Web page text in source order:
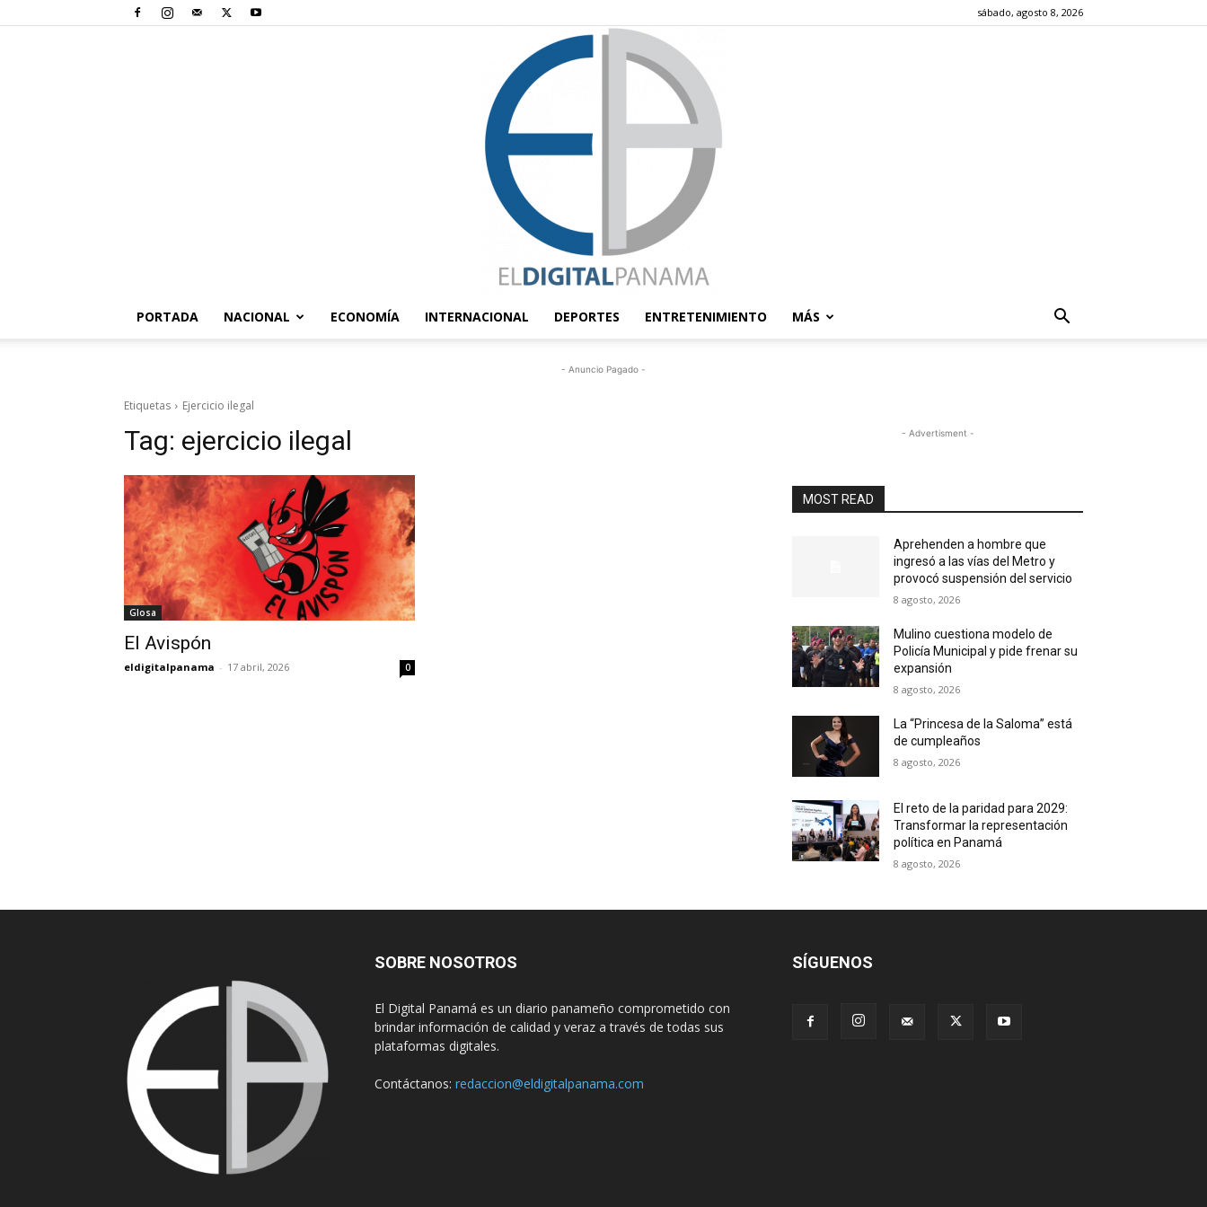
sábado, agosto 8, 2026
PORTADA NACIONAL ECONOMÍA INTERNACIONAL DEPORTES ENTRETENIMIENTO MÁS
- Anuncio Pagado -
Etiquetas Ejercicio ilegal
Tag: ejercicio ilegal
Glosa
El Avispón
eldigitalpanama - 17 abril, 2026 0
- Advertisment -
MOST READ
Aprehenden a hombre que
ingresó a las vías del Metro y
provocó suspensión del servicio
8 agosto, 2026
Mulino cuestiona modelo de
Policía Municipal y pide frenar su
expansión
8 agosto, 2026
La “Princesa de la Saloma” está
de cumpleaños
8 agosto, 2026
El reto de la paridad para 2029:
Transformar la representación
política en Panamá
8 agosto, 2026
SOBRE NOSOTROS
El Digital Panamá es un diario panameño comprometido con
brindar información de calidad y veraz a través de todas sus
plataformas digitales.
Contáctanos: redaccion@eldigitalpanama.com
SÍGUENOS